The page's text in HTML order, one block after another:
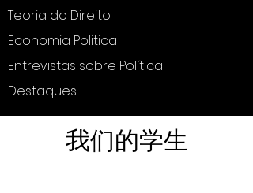
Teoria do Direito
Economia Politica
Entrevistas sobre Política
Destaques
我们的学生